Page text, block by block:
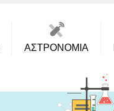
ΑΣΤΡΟΝΟΜΊΑ